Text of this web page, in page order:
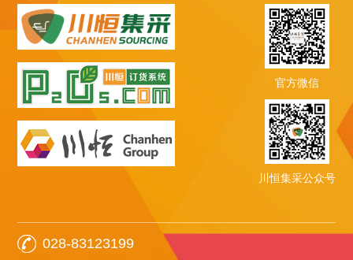
官方微信
川恒集采公众号
028-83123199